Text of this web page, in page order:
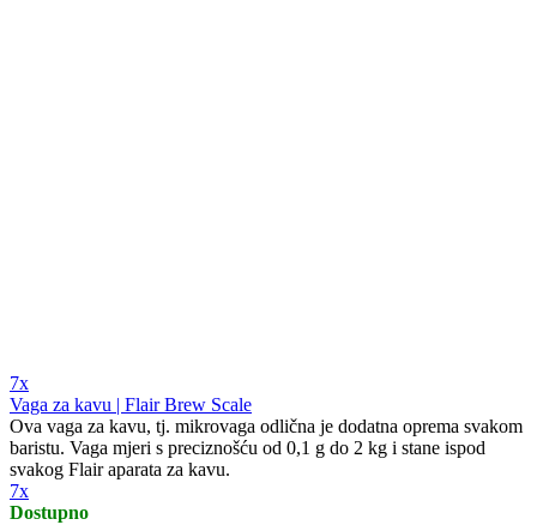
7x
Vaga za kavu | Flair Brew Scale
Ova vaga za kavu, tj. mikrovaga odlična je dodatna oprema svakom
baristu. Vaga mjeri s preciznošću od 0,1 g do 2 kg i stane ispod
svakog Flair aparata za kavu.
7x
Dostupno